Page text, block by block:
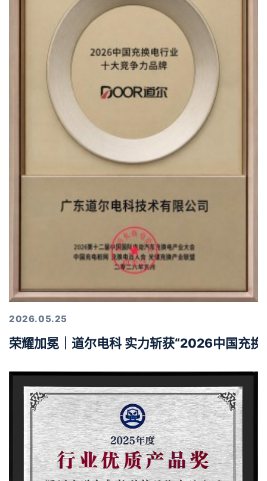
2026.05.25
荣耀加冕｜道尔电科 实力斩获“2026中国充换